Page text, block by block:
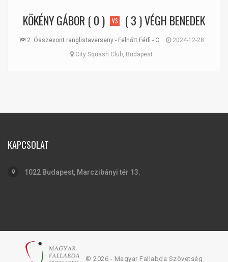
KÖKÉNY GÁBOR ( 0 ) VS ( 3 )VÉGH BENEDEK
2. Összevont ranglistaverseny - Felnőtt Férfi - C
2024-12-28
City Squash Club, Budapest
KAPCSOLAT
1022 Budapest, Marczibányi tér 13.
© 2026 - Magyar Fallabda Szövetség